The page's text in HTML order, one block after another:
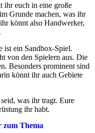
ihr euch in eine große
Grunde machen, was ihr
könnt also Handwerker,
ist ein Sandbox-Spiel.
von den Spielern aus. Die
Besonders prominent sind
könnt ihr auch Gebiete
was ihr tragt. Eure
ihr habt.
zum Thema